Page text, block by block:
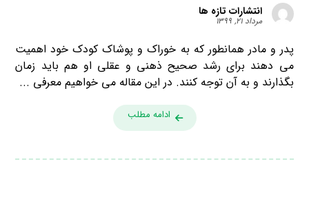
انتشارات تازه ها
مرداد ۲۱, ۱۳۹۹
پدر و مادر همانطور که به خوراک و پوشاک کودک خود اهمیت
می دهند برای رشد صحیح ذهنی و عقلی او هم باید زمان
بگذارند و به آن توجه کنند. در این مقاله می خواهیم معرفی ...
ادامه مطلب